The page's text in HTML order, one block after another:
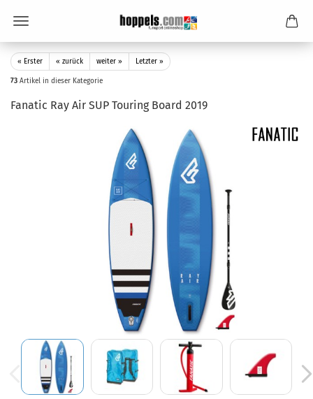
« Erster « zurück weiter » Letzter »
73 Artikel in dieser Kategorie
Fanatic Ray Air SUP Touring Board 2019